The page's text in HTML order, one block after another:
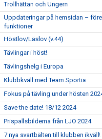
Trollhättan och Ungern
Uppdateringar på hemsidan –
funktioner
Höstlov/Läslov (v.44)
Tävlingar i höst!
Tävlingshelg i Europa
Klubbkväll med Team Sportia
Fokus på tävling under hösten
Save the date! 18/12 2024
Prispallsbilderna från LJO 2024
7 nya svartbälten till klubben ikväll!